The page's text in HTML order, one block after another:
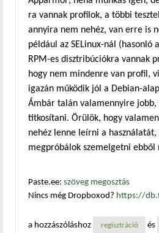
ra vannak profilok, a többi
annyira nem nehéz, van erre is
például az SELinux-nál (hasonló
RPM-es disztribúciókra vannak
hogy nem mindenre van profil,
igazán működik jól a Debian-
Ámbár talán valamennyire
titkosítani. Örülök, hogy
nehéz lenne leírni a használatát,
megpróbálok szemelgetni ebből
Paste.ee: szöveg megosztás
Nincs még Dropboxod? https://
a hozzászóláshoz
regisztráció és